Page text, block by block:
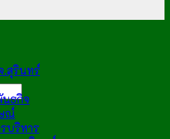
.สุรินทร์
ธกิจ
ณ์
บริหาร